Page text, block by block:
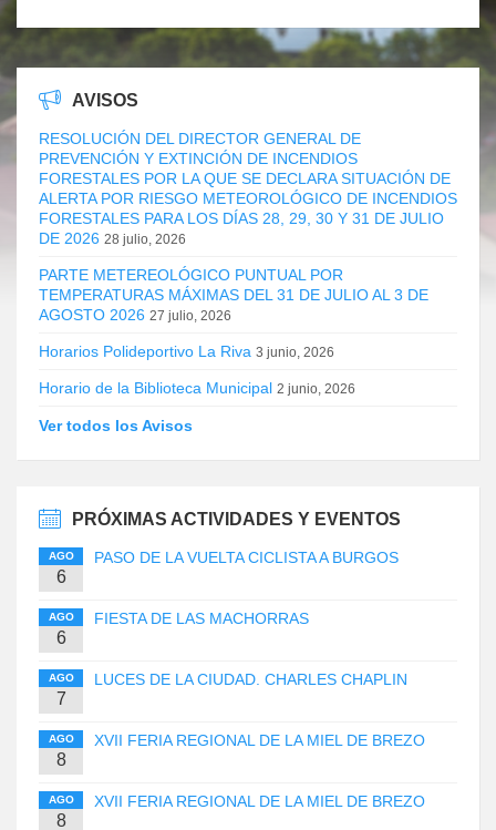
AVISOS
RESOLUCIÓN DEL DIRECTOR GENERAL DE
PREVENCIÓN Y EXTINCIÓN DE INCENDIOS
FORESTALES POR LA QUE SE DECLARA SITUACIÓN DE
ALERTA POR RIESGO METEOROLÓGICO DE INCENDIOS
FORESTALES PARA LOS DÍAS 28, 29, 30 Y 31 DE JULIO
DE 2026 28 julio, 2026
PARTE METEREOLÓGICO PUNTUAL POR
TEMPERATURAS MÁXIMAS DEL 31 DE JULIO AL 3 DE
AGOSTO 2026 27 julio, 2026
Horarios Polideportivo La Riva 3 junio, 2026
Horario de la Biblioteca Municipal 2 junio, 2026
Ver todos los Avisos
PRÓXIMAS ACTIVIDADES Y EVENTOS
AGO
6
PASO DE LA VUELTA CICLISTA A BURGOS
AGO
6
FIESTA DE LAS MACHORRAS
AGO
7
LUCES DE LA CIUDAD. CHARLES CHAPLIN
AGO
8
XVII FERIA REGIONAL DE LA MIEL DE BREZO
AGO
8
XVII FERIA REGIONAL DE LA MIEL DE BREZO